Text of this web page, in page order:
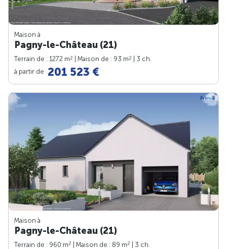
Maison à
Pagny-le-Château (21)
Terrain de : 1272 m2 | Maison de : 93 m2
| 3 ch.
à partir de 201 523 €
Maison à
Pagny-le-Château (21)
Terrain de : 960 m2 | Maison de : 89 m2
| 3 ch.